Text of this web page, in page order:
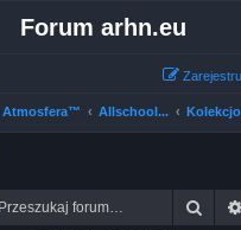
Forum arhn.eu
Atmosfera™ Allschool...
Szukaj